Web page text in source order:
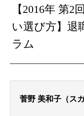
【2016年 第
い選び方】退
ラム
菅野 美和子（ス